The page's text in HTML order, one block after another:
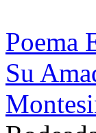
Poema
Su